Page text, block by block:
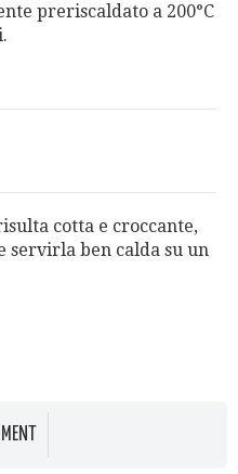
preriscaldato a 200°C
cotta e croccante,
servirla ben calda su un